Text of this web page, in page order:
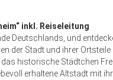
inkl. Reiseleitung
Deutschlands, und
der Stadt und ihrer Ortsteile
historische Städtchen
erhaltene Altstadt mit